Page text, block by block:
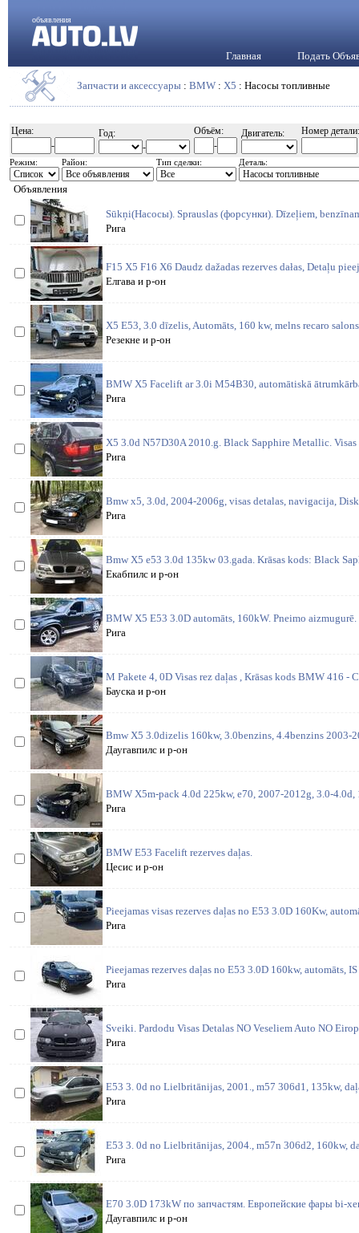
объявления
Главная Подать
Запчасти и аксессуары : BMW : X5 : Насосы топливные
Цена:
-
Год:
-
Объём:
-
Двигатель: Номер детали:
Режим: Район: Тип сделки: Деталь:
Объявления
Sūkņi(Насосы). Sprauslas (форсунки). Dīzeļiem,
Рига
F15 X5 F16 X6 Daudz dažadas rezerves dałas, Detaļu
Елгава и р-он
X5 E53, 3.0 dīzelis, Automāts, 160 kw, melns recaro
Резекне и р-он
BMW X5 Facelift ar 3.0i M54B30, automātiskā
Рига
X5 3.0d N57D30A 2010.g. Black Sapphire Metallic.
Рига
Bmw x5, 3.0d, 2004-2006g, visas detalas, navigacija,
Рига
Bmw X5 e53 3.0d 135kw 03.gada. Krāsas kods: Black
Екабпилс и р-он
BMW X5 E53 3.0D automāts, 160kW. Pneimo
Рига
M Pakete 4, 0D Visas rez daļas , Krāsas kods BMW 416 -
Бауска и р-он
Bmw X5 3.0dizelis 160kw, 3.0benzins, 4.4benzins 2003-
Даугавпилс и р-он
BMW X5m-pack 4.0d 225kw, e70, 2007-2012g, 3.0-
Рига
BMW E53 Facelift rezerves daļas.
Цесис и р-он
Pieejamas visas rezerves daļas no E53 3.0D 160Kw,
Рига
Pieejamas rezerves daļas no E53 3.0D 160kw, automāts,
Рига
Sveiki. Pardodu Visas Detalas NO Veseliem Auto NO
Рига
E53 3. 0d no Lielbritānijas, 2001., m57 306d1, 135kw,
Рига
E53 3. 0d no Lielbritānijas, 2004., m57n 306d2, 160kw,
Рига
E70 3.0D 173kW по запчастям. Европейские фары bi-
Даугавпилс и р-он